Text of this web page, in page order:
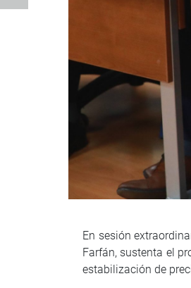
En sesión
Farfán, sustenta el
estabilización de